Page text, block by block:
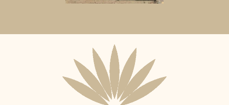
nájemce: